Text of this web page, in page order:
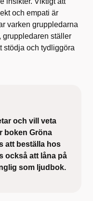
och empati är
varken gruppledarna
gruppledaren ställer
stödja och tydliggöra
och vill veta
boken Gröna
att beställa hos
också att låna på
som ljudbok.